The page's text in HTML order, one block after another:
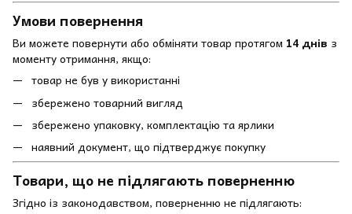
Умови повернення
Ви можете повернути або обміняти товар протягом 14 днів з
моменту отримання, якщо:
товар не був у використанні
збережено товарний вигляд
збережено упаковку, комплектацію та ярлики
наявний документ, що підтверджує покупку
Товари, що не підлягають поверненню
Згідно із законодавством, поверненню не підлягають: